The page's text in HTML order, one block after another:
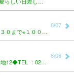
開館時間 ９：００から１８：００まで※入館受付は１７：３０まで※１００名城スタンプ、マンホールカード..
8/07
【企業情報】◆所在地：山形県鶴岡市大宝寺字日本国378番地12◆TEL ：0235-25-1211◆..
8/06